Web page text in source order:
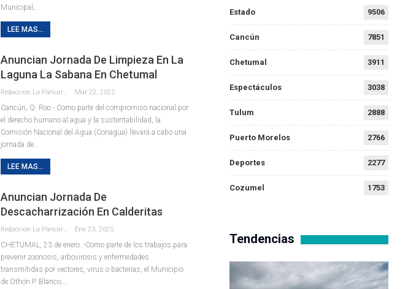
Municipal,
LEE MAS...
Anuncian Jornada De Limpieza En La
Laguna La Sabana En Chetumal
Mar 22, 2025
Cancún, Q. Roo.- Como parte del compromiso nacional por
el derecho humano al agua y la sustentabilidad, la
Comisión Nacional del Agua (Conagua) llevará a cabo una
jornada de
LEE MAS...
Anuncian Jornada De
Descacharrización En Calderitas
Ene 23, 2025
CHETUMAL, 23 de enero. -Como parte de los trabajos para
prevenir zoonosis, arbovirosis y enfermedades
transmitidas por vectores, virus o bacterias, el Municipio
de Othón P. Blanco,
Estado 9506
Cancún 7851
Chetumal 3911
Espectáculos 3038
Tulum 2888
Puerto Morelos 2766
Deportes 2277
Cozumel 1753
Tendencias